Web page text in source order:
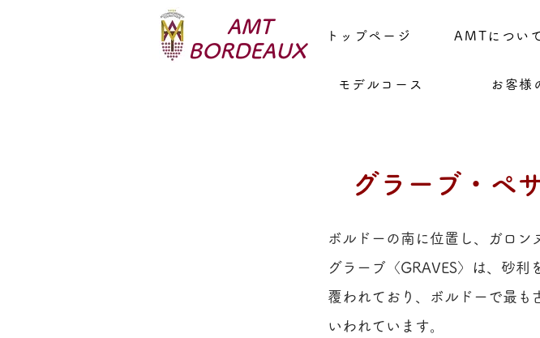
AMT
BORDEAUX
トップページ AMTについ
モデルコース お客様
グラーブ・ペ
ボルドーの南に位置し、ガロン
グラーブ〈GRAVES〉は、砂利
覆われており、ボルドーで最も
いわれています。